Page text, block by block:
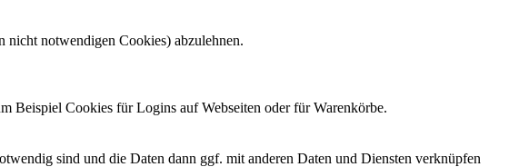
nicht notwendigen Cookies) abzulehnen.
Beispiel Cookies für Logins auf Webseiten oder für Warenkörbe.
sind und die Daten dann ggf. mit anderen Daten und Diensten verknüpfen